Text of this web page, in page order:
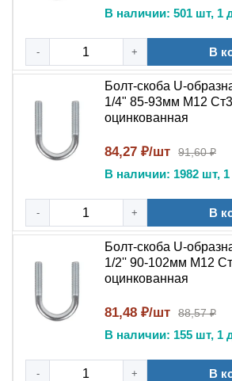
В наличии: 501 шт, 1
- + В
Болт-скоба U-
1/4" 85-93мм M12
оцинкованная
84,27 ₽/шт 91,60 ₽
В наличии: 1982 шт,
- + В
Болт-скоба U-
1/2'' 90-102мм M12
оцинкованная
81,48 ₽/шт 88,57 ₽
В наличии: 155 шт, 1
- + В